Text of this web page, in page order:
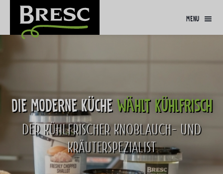
menu
Die moderne Küchewählt kühlfrisch
DER KÜHLFRISCHER KNOBLAUCH- UND
KRÄUTERSPEZIALIST